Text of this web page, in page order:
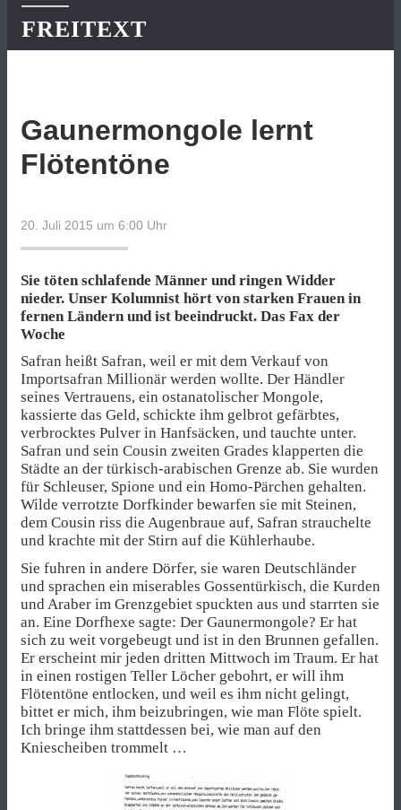
FREITEXT
Gaunermongole lernt
Flötentöne
20. Juli 2015 um 6:00 Uhr
Sie töten schlafende Männer und ringen Widder
nieder. Unser Kolumnist hört von starken Frauen in
fernen Ländern und ist beeindruckt. Das Fax der
Woche
Safran heißt Safran, weil er mit dem Verkauf von
Importsafran Millionär werden wollte. Der Händler
seines Vertrauens, ein ostanatolischer Mongole,
kassierte das Geld, schickte ihm gelbrot gefärbtes,
verbrocktes Pulver in Hanfsäcken, und tauchte unter.
Safran und sein Cousin zweiten Grades klapperten die
Städte an der türkisch-arabischen Grenze ab. Sie wurden
für Schleuser, Spione und ein Homo-Pärchen gehalten.
Wilde verrotzte Dorfkinder bewarfen sie mit Steinen,
dem Cousin riss die Augenbraue auf, Safran strauchelte
und krachte mit der Stirn auf die Kühlerhaube.
Sie fuhren in andere Dörfer, sie waren Deutschländer
und sprachen ein miserables Gossentürkisch, die Kurden
und Araber im Grenzgebiet spuckten aus und starrten sie
an. Eine Dorfhexe sagte: Der Gaunermongole? Er hat
sich zu weit vorgebeugt und ist in den Brunnen gefallen.
Er erscheint mir jeden dritten Mittwoch im Traum. Er hat
in einen rostigen Teller Löcher gebohrt, er will ihm
Flötentöne entlocken, und weil es ihm nicht gelingt,
bittet er mich, ihm beizubringen, wie man Flöte spielt.
Ich bringe ihm stattdessen bei, wie man auf den
Kniescheiben trommelt …